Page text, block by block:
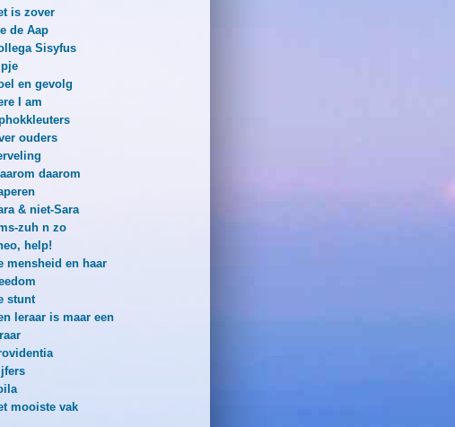
is zover
de Aap
Sisyfus
en gevolg
I am
ouders
daarom
& niet-Sara
zuh n zo
help!
mensheid en haar
stunt
leraar is maar een
mooiste vak